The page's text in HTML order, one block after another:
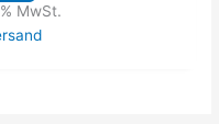
MwSt.